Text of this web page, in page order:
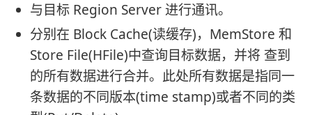
与目标 Region Server 进行通讯。
分别在 Block Cache(读缓存)，MemStore 和
Store File(HFile)中查询目标数据，并将 查到
的所有数据进行合并。此处所有数据是指同一
条数据的不同版本(time stamp)或者不同的类